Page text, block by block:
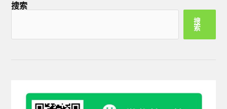
搜索
搜
索